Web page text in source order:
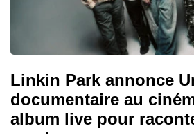
Linkin Park annonce
documentaire au
album live pour